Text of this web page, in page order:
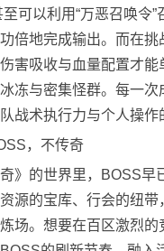
可以利用“万恶召唤令”
倍地完成输出。而在挑
害吸收与血量配置才能
冻与密集怪群。每一次
战术执行力与个人操作
，不传奇
的世界里，BOSS早已
源的宝库、行会的纽带
场。想要在百区激烈的